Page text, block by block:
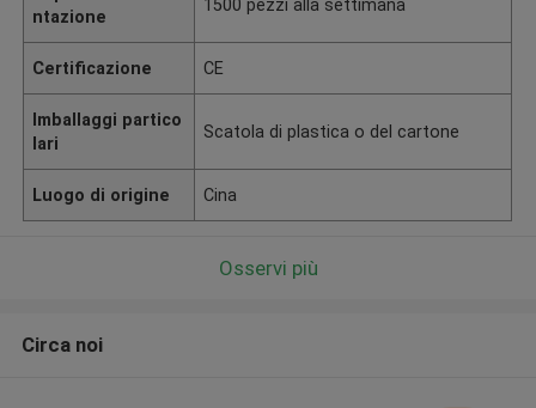
ntazione
1500 pezzi alla settimana
Certificazione CE
Imballaggi partico
lari
Scatola di plastica o del cartone
Luogo di origine Cina
Osservi più
Circa noi